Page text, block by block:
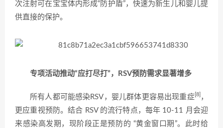
次注射可在宝宝体内形成“防护盾”，快速为新生儿和婴儿提
供直接的保护。
专项活动推动“应打尽打”，RSV预防需求显著增多
所有人都可能感染RSV，婴儿群体更容易出现重症[8] ，
更应重视预防。结合 RSV 的流行特点，每年 10-11 月会迎
来感染高发期，现阶段正是预防的 “黄金窗口期”。此时给